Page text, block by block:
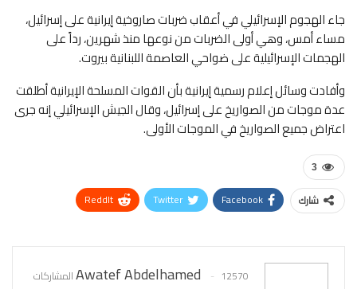
جاء الهجوم الإسرائيلي في أعقاب ضربات صاروخية إيرانية على إسرائيل،
مساء أمس، وهي أولى الضربات من نوعها منذ شهرين، رداً على
الهجمات الإسرائيلية على ضواحي العاصمة اللبنانية بيروت.
وأفادت وسائل إعلام رسمية إيرانية بأن القوات المسلحة الإيرانية أطلقت
عدة موجات من الصواريخ على إسرائيل، وقال الجيش الإسرائيلي إنه جرى
اعتراض جميع الصواريخ في الموجات الأولى.
3
شارك Facebook
Twitter
ReddIt
Awatef Abdelhamed
12570 المشاركات